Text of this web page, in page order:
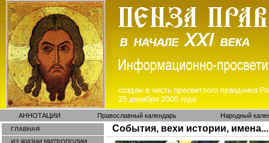
АННОТАЦИИ Православный календарь Народный
ГЛАВНАЯ
ИЗ ЖИЗНИ МИТРОПОЛИИ
События, вехи истории, имена...